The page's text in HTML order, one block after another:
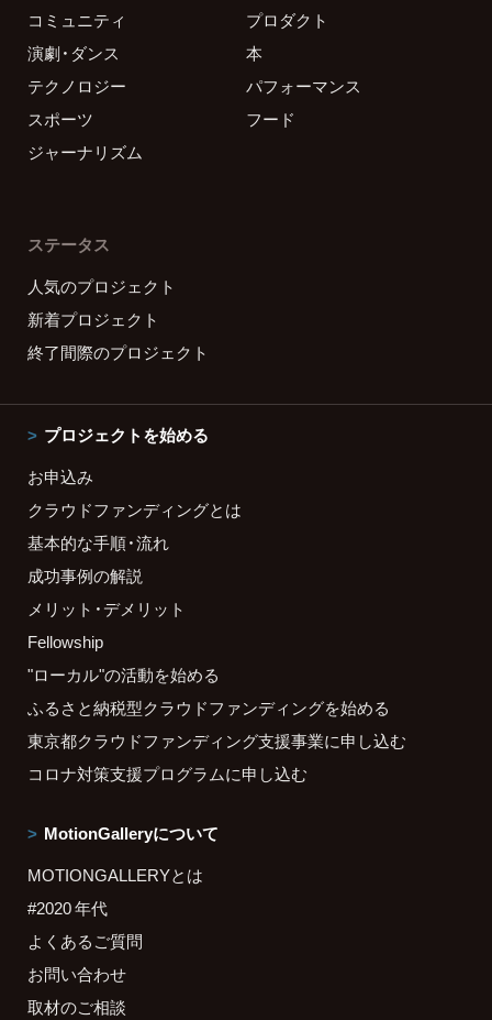
コミュニティ
プロダクト
演劇・ダンス
本
テクノロジー
パフォーマンス
スポーツ
フード
ジャーナリズム
ステータス
人気のプロジェクト
新着プロジェクト
終了間際のプロジェクト
プロジェクトを始める
お申込み
クラウドファンディングとは
基本的な手順・流れ
成功事例の解説
メリット・デメリット
Fellowship
"ローカル"の活動を始める
ふるさと納税型クラウドファンディングを始める
東京都クラウドファンディング支援事業に申し込む
コロナ対策支援プログラムに申し込む
MotionGalleryについて
MOTIONGALLERYとは
#2020 年代
よくあるご質問
お問い合わせ
取材のご相談